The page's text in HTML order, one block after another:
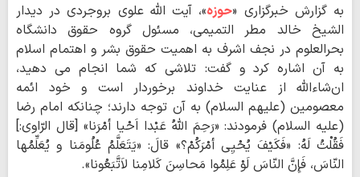
به گزارش خبرگزاری «حوزه»، آیت الله علوی بروجردی در دیدار
الشیخ خالد مطر التمیمی، مسئول گروه حقوق دانشگاه
بحرالعلوم در نجف اشرف به اهمیت حقوق بشر و اهتمام اسلام
به آن اشاره کرد و گفت: تلاشی که شما انجام می دهید،
ان‌شاء‌الله از عنایت خداوند برخوردار است و خود ائمه
معصومین (علیهم السلام) به آن توجه دارند؛ چنانکه امام رضا
(علیه السلام) فرمودند: «رَحِمَ اللّهُ عَبْدا اَحْیا أمْرَنا» [قال الرّاوی:]
فَقُلْتُ لَهُ: «فَکَیْفَ یُحْیِی أمْرَکُمْ؟» قالَ: «یَتَعَلَّمُ عُلُومَنا و یُعَلِّمُها
النّاسَ، فَإِنَّ النّاسَ لَوْ عَلِمُوا مَحاسِنَ کَلامِنا لاَتَّبَعُونا».